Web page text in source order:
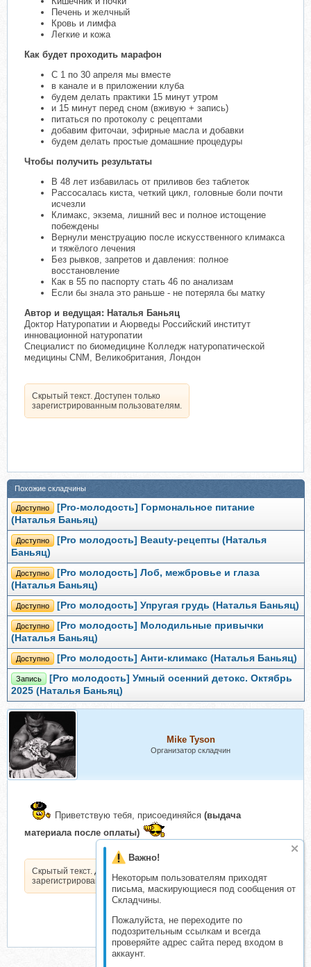
Важно!
Некоторым пользователям приходят
письма, маскирующиеся под сообщения от
Складчины.
Пожалуйста, не переходите по
подозрительным ссылкам и всегда
проверяйте адрес сайта перед входом в
аккаунт.
Печень и желчный
Кровь и лимфа
Легкие и кожа
Как будет проходить марафон
С 1 по 30 апреля мы вместе
в канале и в приложении клуба
будем делать практики 15 минут утром
и 15 минут перед сном (вживую + запись)
питаться по протоколу с рецептами
добавим фиточаи, эфирные масла и добавки
будем делать простые домашние процедуры
Чтобы получить результаты
В 48 лет избавилась от приливов без таблеток
Рассосалась киста, четкий цикл, головные боли почти
исчезли
Климакс, экзема, лишний вес и полное истощение
побеждены
Вернули менструацию после искусственного климакса
и тяжёлого лечения
Без рывков, запретов и давления: полное
восстановление
Как в 55 по паспорту стать 46 по анализам
Если бы знала это раньше - не потеряла бы матку
Автор и ведущая: Наталья Баньяц
Доктор Натуропатии и Аюрведы Российский институт
инновационной натуропатии
Специалист по биомедицине Колледж натуропатической
медицины CNM, Великобритания, Лондон
Скрытый текст. Доступен только
зарегистрированным пользователям.
Похожие складчины
Доступно
[Pro-молодость] Гормональное питание
(Наталья Баньяц)
Доступно
[Pro молодость] Beauty-рецепты (Наталья
Баньяц)
Доступно
[Pro молодость] Лоб, межбровье и глаза
(Наталья Баньяц)
Доступно [Pro молодость] Упругая грудь (Наталья Баньяц)
Доступно
[Pro молодость] Молодильные привычки
(Наталья Баньяц)
Доступно [Pro молодость] Анти-климакс (Наталья Баньяц)
Запись
[Pro молодость] Умный осенний детокс. Октябрь
2025 (Наталья Баньяц)
Mike Tyson
Организатор складчин
Приветствую тебя, присоединяйся (выдача
материала после оплаты)
Скрытый текст. Доступен только
зарегистрированным пользователям.